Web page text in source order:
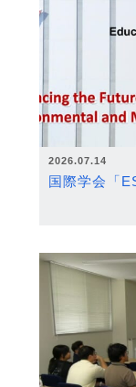
2026.07.14
国際学会「